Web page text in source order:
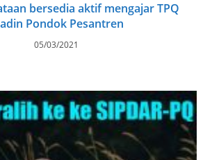
bersedia aktif mengajar TPQ
Pondok Pesantren
05/03/2021